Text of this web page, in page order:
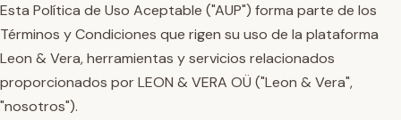
Esta Política de Uso Aceptable ("AUP") forma parte de los
Términos y Condiciones que rigen su uso de la plataforma
Leon & Vera, herramientas y servicios relacionados
proporcionados por LEON & VERA OÜ ("Leon & Vera",
"nosotros").